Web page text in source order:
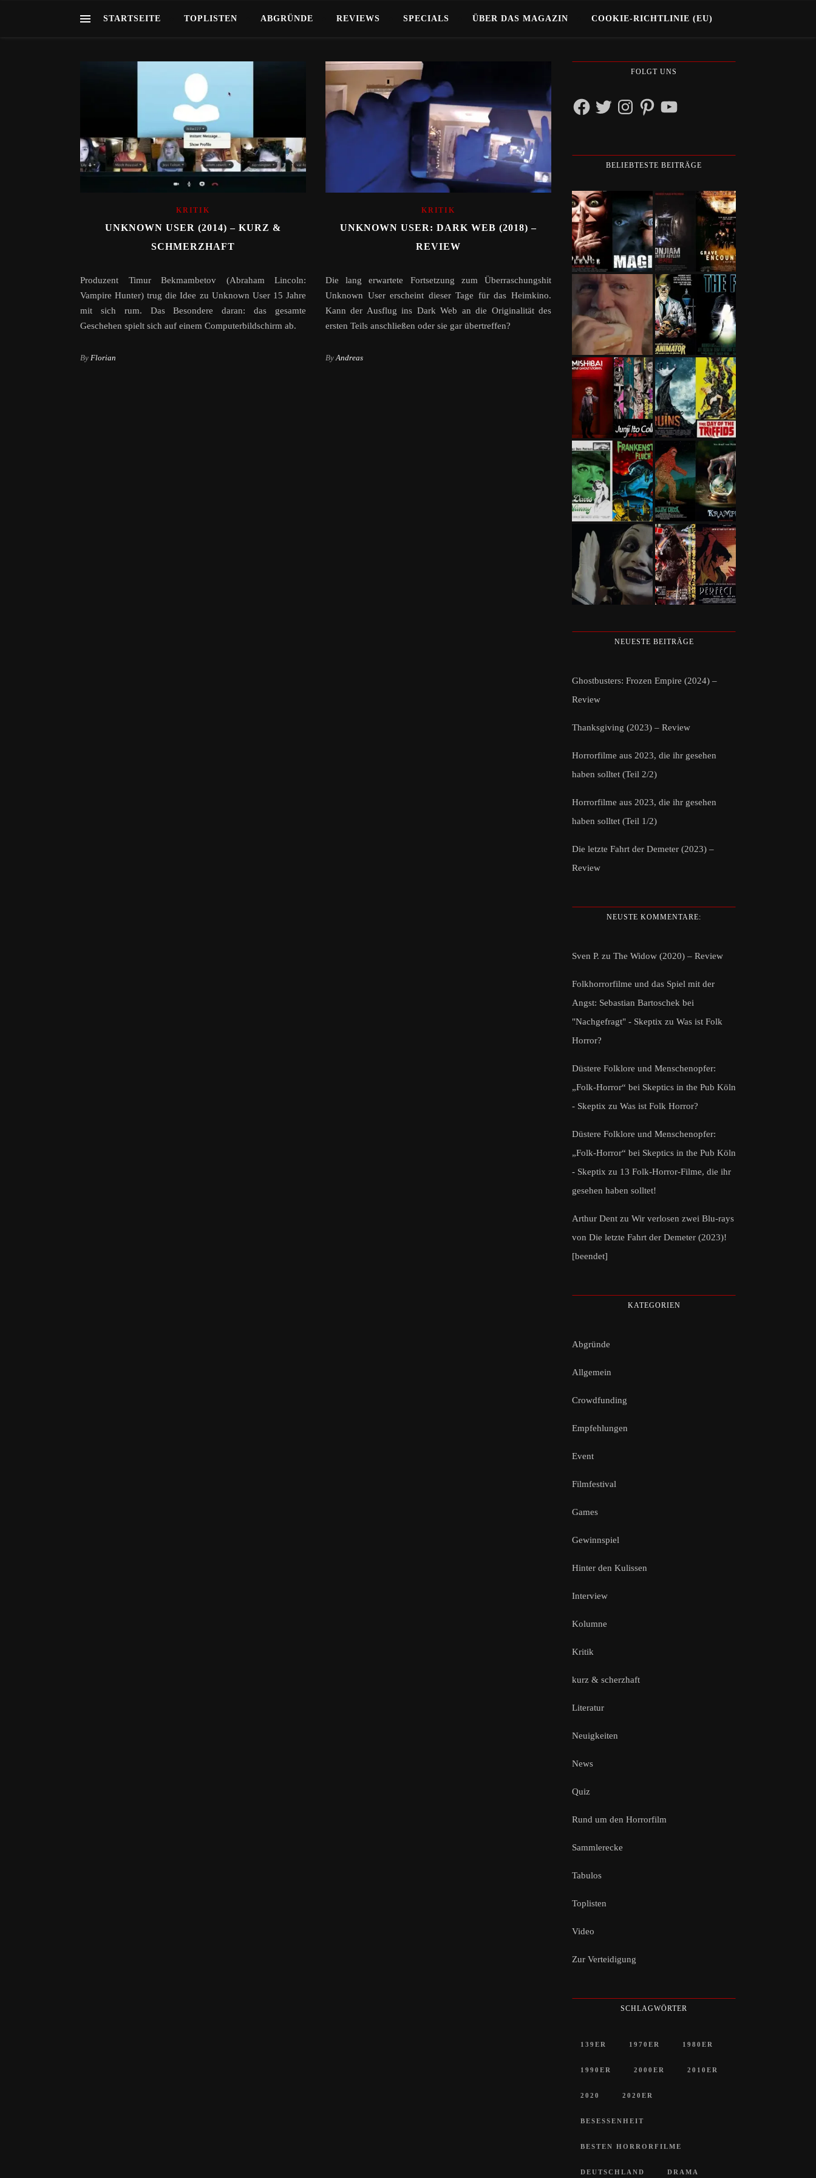
STARTSEITE TOPLISTEN ABGRÜNDE REVIEWS SPECIALS ÜBER DAS MAGAZIN COOKIE-RICHTLINIE (EU)
KRITIK
UNKNOWN USER (2014) – KURZ &
SCHMERZHAFT
Produzent Timur Bekmambetov (Abraham Lincoln:
Vampire Hunter) trug die Idee zu Unknown User 15 Jahre
mit sich rum. Das Besondere daran: das gesamte
Geschehen spielt sich auf einem Computerbildschirm ab.
By Florian
KRITIK
UNKNOWN USER: DARK WEB (2018) –
REVIEW
Die lang erwartete Fortsetzung zum Überraschungshit
Unknown User erscheint dieser Tage für das Heimkino.
Kann der Ausflug ins Dark Web an die Originalität des
ersten Teils anschließen oder sie gar übertreffen?
By Andreas
FOLGT UNS
FacebookTwitterInstagramPinterestYouTube
BELIEBTESTE BEITRÄGE
NEUESTE BEITRÄGE
Ghostbusters: Frozen Empire (2024) –
Review
Thanksgiving (2023) – Review
Horrorfilme aus 2023, die ihr gesehen
haben solltet (Teil 2/2)
Horrorfilme aus 2023, die ihr gesehen
haben solltet (Teil 1/2)
Die letzte Fahrt der Demeter (2023) –
Review
NEUSTE KOMMENTARE:
Sven P. zu The Widow (2020) – Review
Folkhorrorfilme und das Spiel mit der
Angst: Sebastian Bartoschek bei
"Nachgefragt" - Skeptix zu Was ist Folk
Horror?
Düstere Folklore und Menschenopfer:
„Folk-Horror“ bei Skeptics in the Pub Köln
- Skeptix zu Was ist Folk Horror?
Düstere Folklore und Menschenopfer:
„Folk-Horror“ bei Skeptics in the Pub Köln
- Skeptix zu 13 Folk-Horror-Filme, die ihr
gesehen haben solltet!
Arthur Dent zu Wir verlosen zwei Blu-rays
von Die letzte Fahrt der Demeter (2023)!
[beendet]
KATEGORIEN
Abgründe
Allgemein
Crowdfunding
Empfehlungen
Event
Filmfestival
Games
Gewinnspiel
Hinter den Kulissen
Interview
Kolumne
Kritik
kurz & scherzhaft
Literatur
Neuigkeiten
News
Quiz
Rund um den Horrorfilm
Sammlerecke
Tabulos
Toplisten
Video
Zur Verteidigung
SCHLAGWÖRTER
139ER 1970ER 1980ER
1990ER 2000ER 2010ER
2020 2020ER
BESESSENHEIT
BESTEN HORRORFILME
DEUTSCHLAND DRAMA